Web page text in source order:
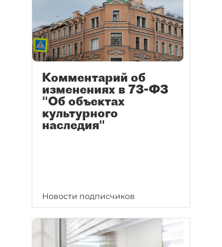
Комментарий об
изменениях в 73-ФЗ
"Об объектах
культурного
наследия"
Новости подписчиков